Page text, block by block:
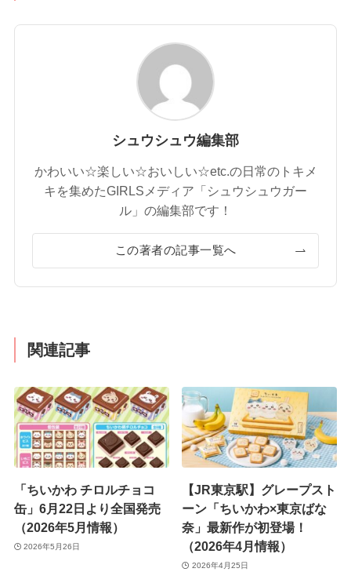
シュウシュウ編集部
かわいい☆楽しい☆おいしい☆etc.の日常のトキメ
キを集めたGIRLSメディア「シュウシュウガー
ル」の編集部です！
この著者の記事一覧へ
関連記事
「ちいかわ チロルチョコ
缶」6月22日より全国発売
（2026年5月情報）
2026年5月26日
【JR東京駅】グレープスト
ーン「ちいかわ×東京ばな
奈」最新作が初登場！
（2026年4月情報）
2026年4月25日